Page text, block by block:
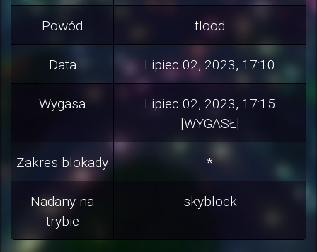
Powód flood
Data Lipiec 02, 2023, 17:10
Wygasa
Lipiec 02, 2023, 17:15
[WYGASŁ]
Zakres blokady *
Nadany na
trybie
skyblock